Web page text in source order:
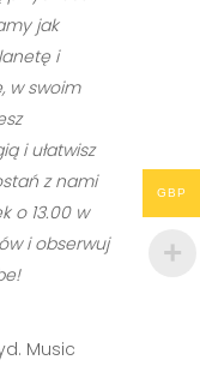
jak
i
w swoim
i ułatwisz
z nami
o 13.00 w
i obserwuj
Music
GBP